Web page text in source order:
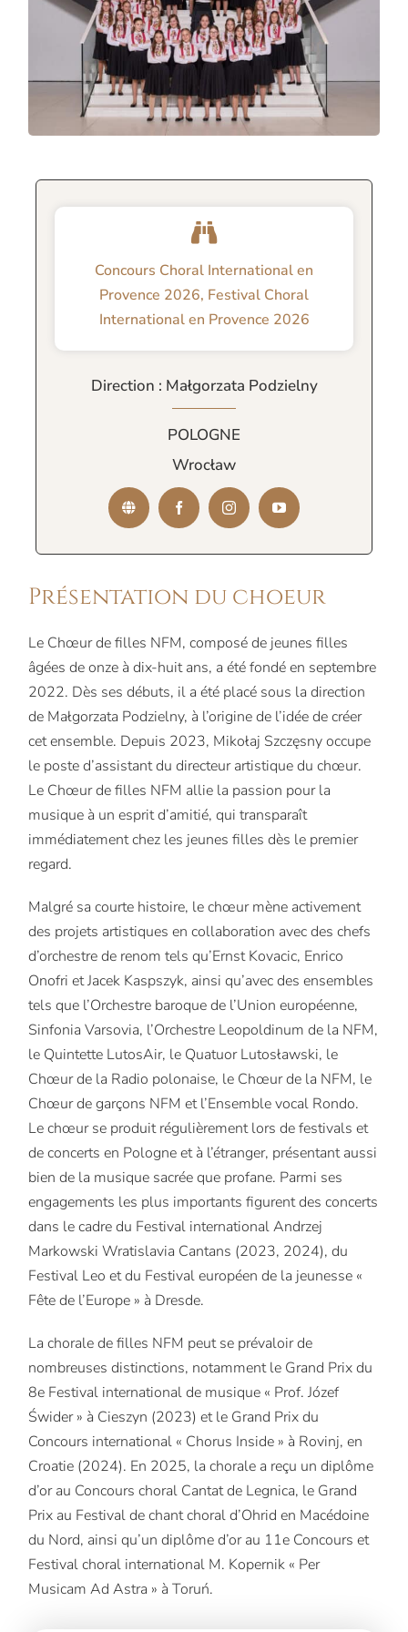
Présentation du choeur
Le Chœur de filles NFM, composé de jeunes filles
âgées de onze à dix-huit ans, a été fondé en septembre
2022. Dès ses débuts, il a été placé sous la direction
de Małgorzata Podzielny, à l’origine de l’idée de créer
cet ensemble. Depuis 2023, Mikołaj Szczęsny occupe
le poste d’assistant du directeur artistique du chœur.
Le Chœur de filles NFM allie la passion pour la
musique à un esprit d’amitié, qui transparaît
immédiatement chez les jeunes filles dès le premier
regard.
Malgré sa courte histoire, le chœur mène activement
des projets artistiques en collaboration avec des chefs
d’orchestre de renom tels qu’Ernst Kovacic, Enrico
Onofri et Jacek Kaspszyk, ainsi qu’avec des ensembles
tels que l’Orchestre baroque de l’Union européenne,
Sinfonia Varsovia, l’Orchestre Leopoldinum de la NFM,
le Quintette LutosAir, le Quatuor Lutosławski, le
Chœur de la Radio polonaise, le Chœur de la NFM, le
Chœur de garçons NFM et l’Ensemble vocal Rondo.
Le chœur se produit régulièrement lors de festivals et
de concerts en Pologne et à l’étranger, présentant aussi
bien de la musique sacrée que profane. Parmi ses
engagements les plus importants figurent des concerts
dans le cadre du Festival international Andrzej
Markowski Wratislavia Cantans (2023, 2024), du
Festival Leo et du Festival européen de la jeunesse «
Fête de l’Europe » à Dresde.
La chorale de filles NFM peut se prévaloir de
nombreuses distinctions, notamment le Grand Prix du
8e Festival international de musique « Prof. Józef
Świder » à Cieszyn (2023) et le Grand Prix du
Concours international « Chorus Inside » à Rovinj, en
Croatie (2024). En 2025, la chorale a reçu un diplôme
d’or au Concours choral Cantat de Legnica, le Grand
Prix au Festival de chant choral d’Ohrid en Macédoine
du Nord, ainsi qu’un diplôme d’or au 11e Concours et
Festival choral international M. Kopernik « Per
Musicam Ad Astra » à Toruń.
Concours Choral International en
Provence 2026, Festival Choral
International en Provence 2026
Direction : Małgorzata Podzielny
POLOGNE
Wrocław